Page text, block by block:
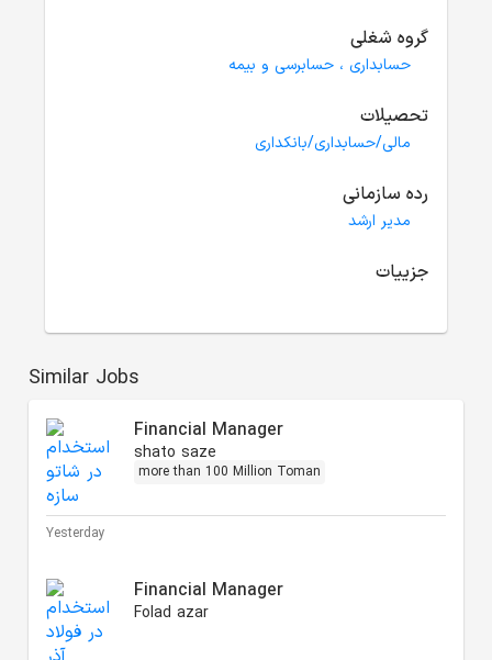
گروه شغلی
حسابداری ، حسابرسی و بیمه
تحصیلات
مالی/حسابداری/بانکداری
رده سازمانی
مدیر ارشد
جزییات
Similar Jobs
Financial Manager
shato saze
more than 100 Million Toman
Yesterday
Financial Manager
Folad azar